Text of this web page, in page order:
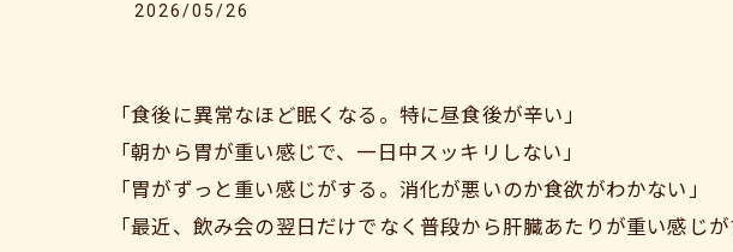
2026/05/26
「食後に異常なほど眠くなる。特に昼食後が辛い」
「朝から胃が重い感じで、一日中スッキリしない」
「胃がずっと重い感じがする。消化が悪いのか食欲がわかない」
「最近、飲み会の翌日だけでなく普段から肝臓あたりが重い感じが